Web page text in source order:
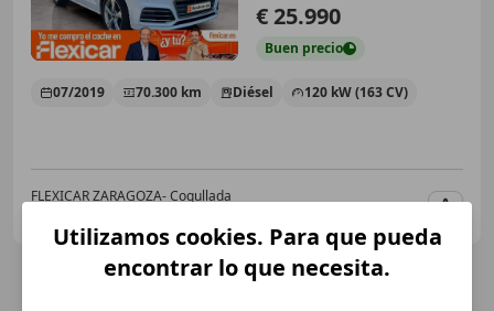
€ 25.990
Buen precio
07/2019 70.300 km Diésel 120 kW (163 CV)
FLEXICAR ZARAGOZA- Cogullada
Utilizamos cookies. Para que pueda
encontrar lo que necesita.